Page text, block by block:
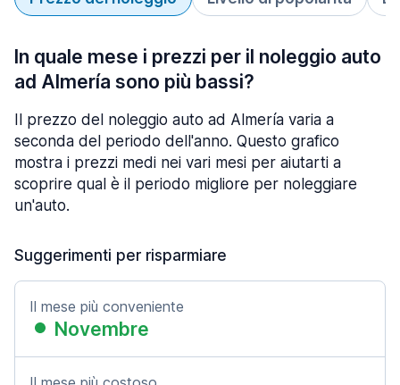
In quale mese i prezzi per il noleggio auto
ad Almería sono più bassi?
Il prezzo del noleggio auto ad Almería varia a
seconda del periodo dell'anno. Questo grafico
mostra i prezzi medi nei vari mesi per aiutarti a
scoprire qual è il periodo migliore per noleggiare
un'auto.
Suggerimenti per risparmiare
Il mese più conveniente
Novembre